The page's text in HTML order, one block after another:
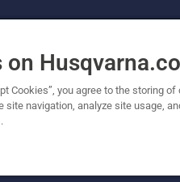
AB (publ). Усі права
файлів cookie
про підозру в порушенні
on
Cookies”, you agree to the storing
site navigation, analyze site usage,